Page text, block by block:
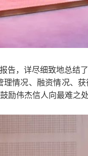
告，详尽细致地总结
情况、融资情况、
励伟杰信人向最难之